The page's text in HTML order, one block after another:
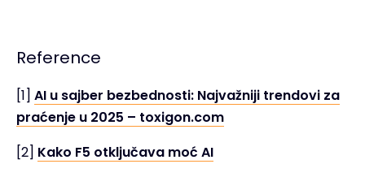
Reference
[1] AI u sajber bezbednosti: Najvažniji trendovi za
praćenje u 2025 – toxigon.com
[2] Kako F5 otključava moć AI